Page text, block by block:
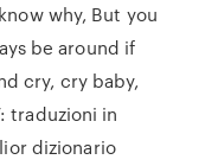
why, But you
be around if
cry, cry baby,
traduzioni in
dizionario